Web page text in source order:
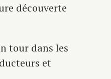
découverte
tour dans les
et